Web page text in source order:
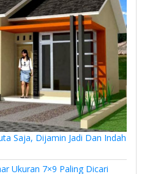
Saja, Dijamin Jadi Dan Indah